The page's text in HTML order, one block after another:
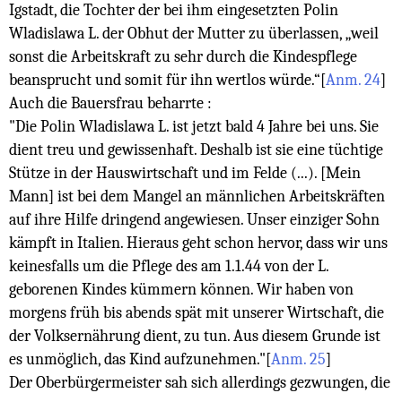
Igstadt, die Tochter der bei ihm eingesetzten Polin
Wladislawa L. der Obhut der Mutter zu überlassen, „weil
sonst die Arbeitskraft zu sehr durch die Kindespflege
beansprucht und somit für ihn wertlos würde.“ [Anm. 24]
Auch die Bauersfrau beharrte :
"Die Polin Wladislawa L. ist jetzt bald 4 Jahre bei uns. Sie
dient treu und gewissenhaft. Deshalb ist sie eine tüchtige
Stütze in der Hauswirtschaft und im Felde (...). [Mein
Mann] ist bei dem Mangel an männlichen Arbeitskräften
auf ihre Hilfe dringend angewiesen. Unser einziger Sohn
kämpft in Italien. Hieraus geht schon hervor, dass wir uns
keinesfalls um die Pflege des am 1.1.44 von der L.
geborenen Kindes kümmern können. Wir haben von
morgens früh bis abends spät mit unserer Wirtschaft, die
der Volksernährung dient, zu tun. Aus diesem Grunde ist
es unmöglich, das Kind aufzunehmen." [Anm. 25]
Der Oberbürgermeister sah sich allerdings gezwungen, die